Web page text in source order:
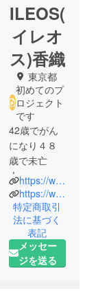
ILEOS(
イレオ
ス)香織
東京都
初めてのプ
ロジェクト
です
42歳でがん
になり４８
歳で未亡
人。
人と動物と
お酒が好き
でちらほら
迷惑かけて
ます。
チャレンジ
https://www.instagram.com/caori8888/?hl=ja
https://www.facebook.com/caori1
特定商取引
法に基づく
表記
メッセー
ジを送る